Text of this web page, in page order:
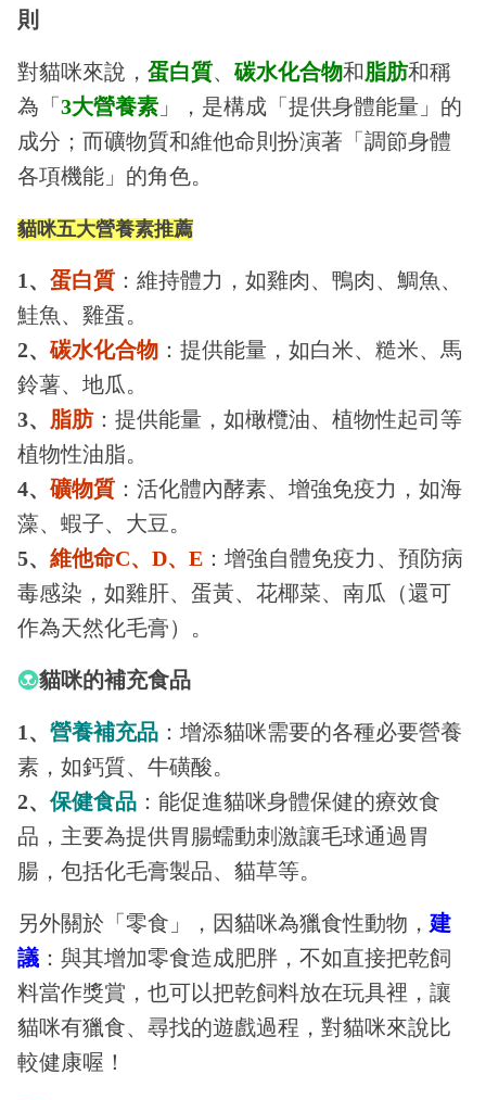
則
對貓咪來說， 蛋白質、 碳水化合物和脂肪和稱
為「3大營養素 」，是構成「提供身體能量」的
成分；而礦物質和維他命則扮演著「調節身體
各項機能」的角色。
貓咪五大營養素推薦
1、 蛋白質 ：維持體力，如雞肉、鴨肉、鯛魚、
鮭魚、雞蛋。
2、 碳水化合物 ：提供能量，如白米、糙米、馬
鈴薯、地瓜。
3、 脂肪：提供能量，如橄欖油、植物性起司等
植物性油脂。
4、 礦物質 ：活化體內酵素、增強免疫力，如海
藻、蝦子、大豆。
5、 維他命C、D、E ：增強自體免疫力、預防病
毒感染，如雞肝、蛋黃、花椰菜、南瓜（還可
作為天然化毛膏）。
貓咪的補充食品
1、 營養補充品 ：增添貓咪需要的各種必要營養
素，如鈣質、牛磺酸。
2、保健食品 ：能促進貓咪身體保健的療效食
品，主要為提供胃腸蠕動刺激讓毛球通過胃
腸，包括化毛膏製品、貓草等。
另外關於「零食」，因貓咪為獵食性動物， 建
議 ：與其增加零食造成肥胖，不如直接把乾飼
料當作獎賞，也可以把乾飼料放在玩具裡，讓
貓咪有獵食、尋找的遊戲過程，對貓咪來說比
較健康喔！